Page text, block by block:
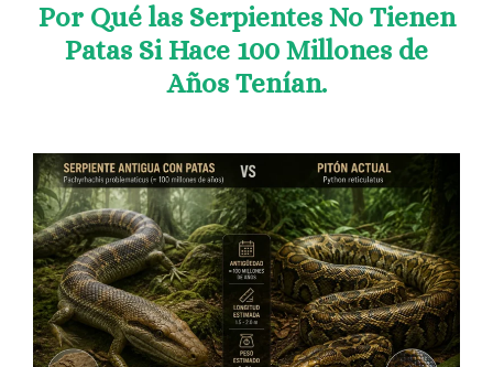
Por Qué las Serpientes No Tienen
Patas Si Hace 100 Millones de
Años Tenían.